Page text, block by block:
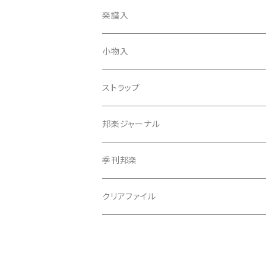
天神袋
天神巾着
指すり
つぼシール
撥皮・撥皮のり
胴板
楽譜入
小物入
ストラップ
邦楽ジャーナル
季刊邦楽
クリアファイル